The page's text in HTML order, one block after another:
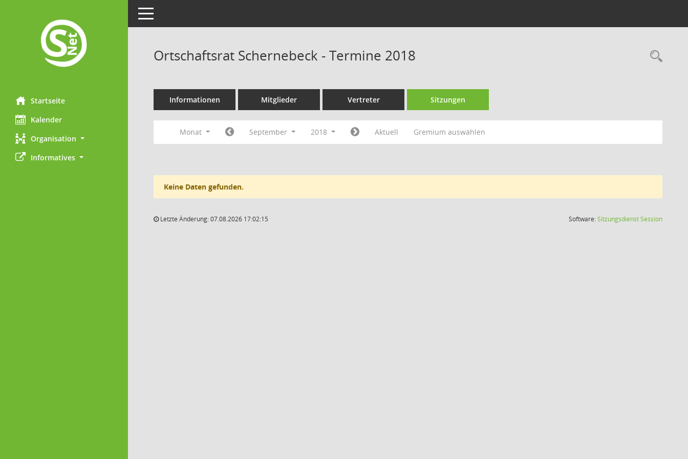
Startseite
Kalender
Organisation
Informatives
Toggle navigation
Ortschaftsrat Schernebeck - Termine 2018
Informationen Mitglieder Vertreter Sitzungen
Monat September 2018 Aktuell Gremium auswählen
Keine Daten gefunden.
Letzte Änderung: 07.08.2026 17:02:15 Software:SitzungsdienstSession(Wird in